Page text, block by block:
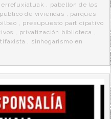
, pabellon de los
de viviendas , parques
, presupuesto participativo
, privatización biblioteca ,
, sinhogarismo en